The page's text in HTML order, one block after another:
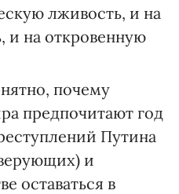
лживость, и на
и на откровенную
почему
предпочитают год
Путина
и
оставаться в